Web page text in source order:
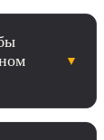
▼